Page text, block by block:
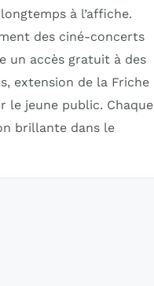
à l’affiche.
des ciné-concerts
un accès gratuit à des
extension de la Friche
le jeune public. Chaque
brillante dans le